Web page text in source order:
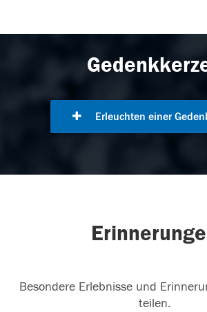
Erleuchten einer
Besondere Erlebnisse und
teilen.